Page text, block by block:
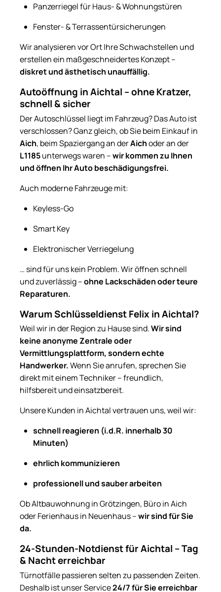
Panzerriegel für Haus- & Wohnungstüren
Fenster- & Terrassentürsicherungen
Wir analysieren vor Ort Ihre Schwachstellen und
erstellen ein maßgeschneidertes Konzept –
diskret und ästhetisch unauffällig.
Autoöffnung in Aichtal – ohne Kratzer,
schnell & sicher
Der Autoschlüssel liegt im Fahrzeug? Das Auto ist
verschlossen? Ganz gleich, ob Sie beim Einkauf in
Aich, beim Spaziergang an derAichoder an der
L1185unterwegs waren –wir kommen zu Ihnen
und öffnen Ihr Auto beschädigungsfrei.
Auch moderne Fahrzeuge mit:
Keyless-Go
Smart Key
Elektronischer Verriegelung
… sind für uns kein Problem. Wir öffnen schnell
und zuverlässig –ohne Lackschäden oder teure
Reparaturen.
Warum Schlüsseldienst Felix in Aichtal?
Weil wir in der Region zu Hause sind.Wir sind
keine anonyme Zentrale oder
Vermittlungsplattform, sondern echte
Handwerker.Wenn Sie anrufen, sprechen Sie
direkt mit einem Techniker – freundlich,
hilfsbereit und einsatzbereit.
Unsere Kunden in Aichtal vertrauen uns, weil wir:
schnell reagieren (i.d.R. innerhalb 30
Minuten)
ehrlich kommunizieren
professionell und sauber arbeiten
Ob Altbauwohnung in Grötzingen, Büro in Aich
oder Ferienhaus in Neuenhaus –wir sind für Sie
da.
24-Stunden-Notdienst für Aichtal – Tag
& Nacht erreichbar
Türnotfälle passieren selten zu passenden Zeiten.
Deshalb ist unser Service24/7 für Sie erreichbar